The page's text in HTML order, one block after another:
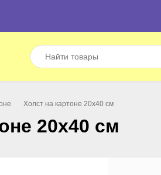
Холст на картоне 20х40 см
20х40 см